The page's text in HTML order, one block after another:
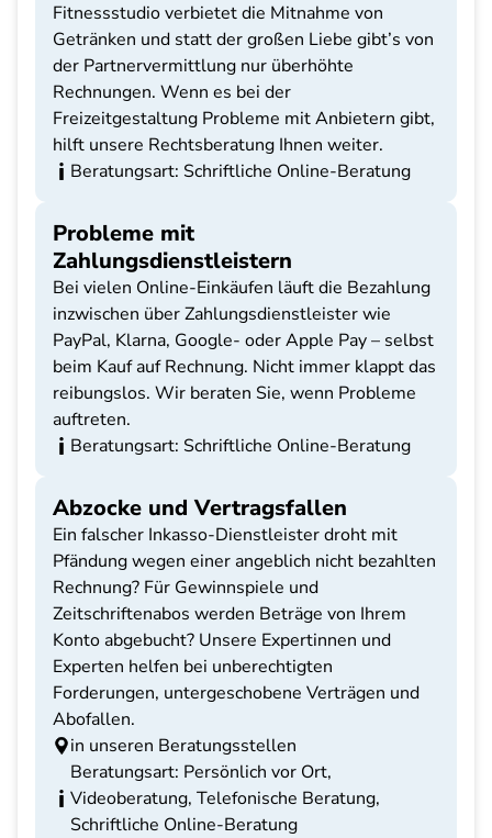
Fitnessstudio verbietet die Mitnahme von
Getränken und statt der großen Liebe gibt’s von
der Partnervermittlung nur überhöhte
Rechnungen. Wenn es bei der
Freizeitgestaltung Probleme mit Anbietern gibt,
hilft unsere Rechtsberatung Ihnen weiter.
Beratungsart: Schriftliche Online-Beratung
Probleme mit
Zahlungsdienstleistern
Bei vielen Online-Einkäufen läuft die Bezahlung
inzwischen über Zahlungsdienstleister wie
PayPal, Klarna, Google- oder Apple Pay – selbst
beim Kauf auf Rechnung. Nicht immer klappt das
reibungslos. Wir beraten Sie, wenn Probleme
auftreten.
Beratungsart: Schriftliche Online-Beratung
Abzocke und Vertragsfallen
Ein falscher Inkasso-Dienstleister droht mit
Pfändung wegen einer angeblich nicht bezahlten
Rechnung? Für Gewinnspiele und
Zeitschriftenabos werden Beträge von Ihrem
Konto abgebucht? Unsere Expertinnen und
Experten helfen bei unberechtigten
Forderungen, untergeschobene Verträgen und
Abofallen.
in unseren Beratungsstellen
Beratungsart: Persönlich vor Ort,
Videoberatung, Telefonische Beratung,
Schriftliche Online-Beratung